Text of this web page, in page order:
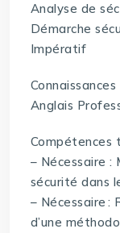
Analyse de
Démarche
Impératif
Anglais
Compétences
– Nécessaire :
sécurité dans
– Nécessaire :
d’une